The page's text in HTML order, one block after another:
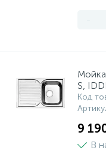
-
S,
Код
9
В